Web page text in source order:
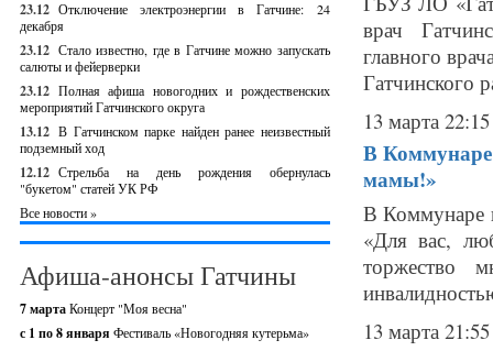
23.12 Отключение электроэнергии в Гатчине: 24
декабря
23.12 Стало известно, где в Гатчине можно запускать
салюты и фейерверки
23.12 Полная афиша новогодних и рождественских
мероприятий Гатчинского округа
13.12 В Гатчинском парке найден ранее неизвестный
подземный ход
12.12 Стрельба на день рождения обернулась
"букетом" статей УК РФ
Все новости »
Афиша-анонсы Гатчины
7 мартаКонцерт "Моя весна"
с 1 по 8 января Фестиваль «Новогодняя кутерьма»
врач
главного
Гатчинского
13 марта 22:15
В Коммунаре
мамы!»
В Коммунаре
«Для вас,
торжество
13 марта 21:55